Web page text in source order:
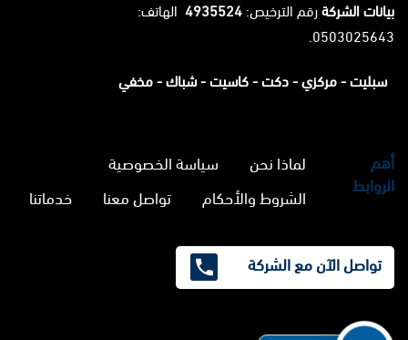
بيانات الشركةرقم الترخيص: 4935524 الهاتف:
0503025643.
سبليت -مركزي -دكت -كاسيت -شباك -مخفي
أهم
الروابط
لماذا نحن
سياسة الخصوصية
الشروط والأحكام
تواصل معنا خدماتنا
تواصل الآن مع الشركة